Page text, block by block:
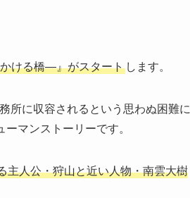
ける橋―』がスタート します。
所に収容されるという思わぬ困難に
マンストーリーです。
主人公・狩山と近い人物・南雲大樹